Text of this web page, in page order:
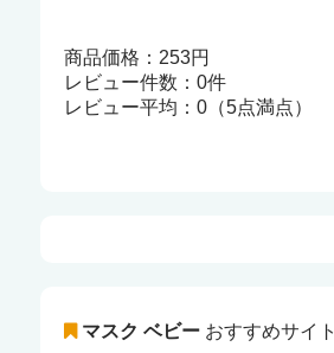
商品価格：253円
レビュー件数：0件
レビュー平均：0（5点満点）
マスク ベビーおすすめサイト